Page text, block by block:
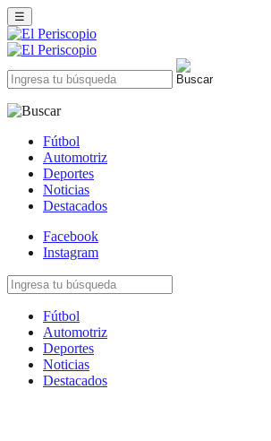
☰
Fútbol
Automotriz
Deportes
Noticias
Destacados
Facebook
Instagram
Fútbol
Automotriz
Deportes
Noticias
Destacados